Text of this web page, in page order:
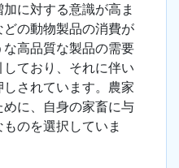
に対する意識が高ま
の動物製品の消費が
高品質な製品の需要
ており、それに伴い
されています。農家
に、自身の家畜に与
のを選択していま